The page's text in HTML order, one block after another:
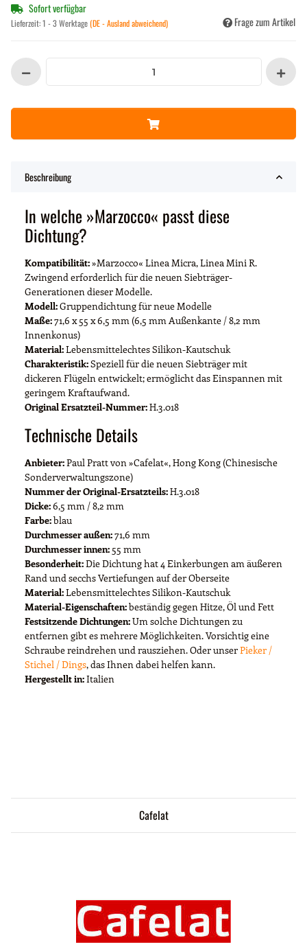
Sofort verfügbar
Lieferzeit:1 - 3 Werktage(DE - Ausland abweichend) Frage zum Artikel
Beschreibung
In welche »Marzocco« passt diese
Dichtung?
Kompatibilität:»Marzocco« Linea Micra, Linea Mini R.
Zwingend erforderlich für die neuen Siebträger-
Generationen dieser Modelle.
Modell:Gruppendichtung für neue Modelle
Maße:71,6 x 55 x 6,5 mm (6,5 mm Außenkante / 8,2 mm
Innenkonus)
Material:Lebensmittelechtes Silikon-Kautschuk
Charakteristik:Speziell für die neuen Siebträger mit
dickeren Flügeln entwickelt; ermöglicht das Einspannen mit
geringem Kraftaufwand.
Original Ersatzteil-Nummer:H.3.018
Technische Details
Anbieter:Paul Pratt von »Cafelat«, Hong Kong (Chinesische
Sonderverwaltungszone)
Nummer der Original-Ersatzteils:H.3.018
Dicke:6,5 mm / 8,2 mm
Farbe:blau
Durchmesser außen:71,6 mm
Durchmesser innen: 55 mm
Besonderheit:Die Dichtung hat 4 Einkerbungen am äußeren
Rand und secchs Vertiefungen auf der Oberseite
Material:Lebensmittelechtes Silikon-Kautschuk
Material-Eigenschaften:beständig gegen Hitze, Öl und Fett
Festsitzende Dichtungen:Um solche Dichtungen zu
entfernen gibt es mehrere Möglichkeiten. Vorsichtig eine
Schraube reindrehen und rausziehen. Oder unserPieker /
Stichel / Dings, das Ihnen dabei helfen kann.
Hergestellt in:Italien
Cafelat